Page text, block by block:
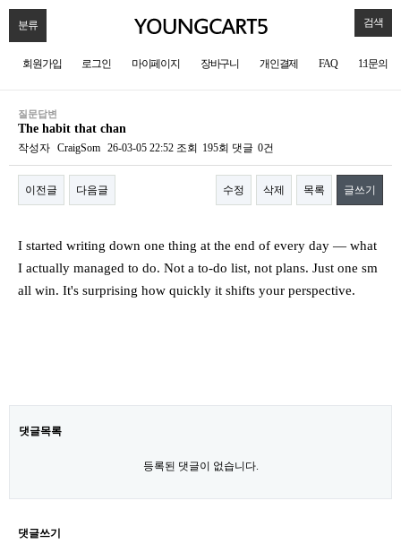
분류 검색
회원가입 로그인 마이페이지 장바구니 개인결제 FAQ 1:1문의
질문답변
The habit that chan
작성자 CraigSom 26-03-05 22:52 조회 195회 댓글 0건
이전글 다음글 수정 삭제 목록 글쓰기
I started writing down one thing at the end of every day — what
I actually managed to do. Not a to-do list, not plans. Just one sm
all win. It's surprising how quickly it shifts your perspective.
댓글목록
등록된 댓글이 없습니다.
댓글쓰기